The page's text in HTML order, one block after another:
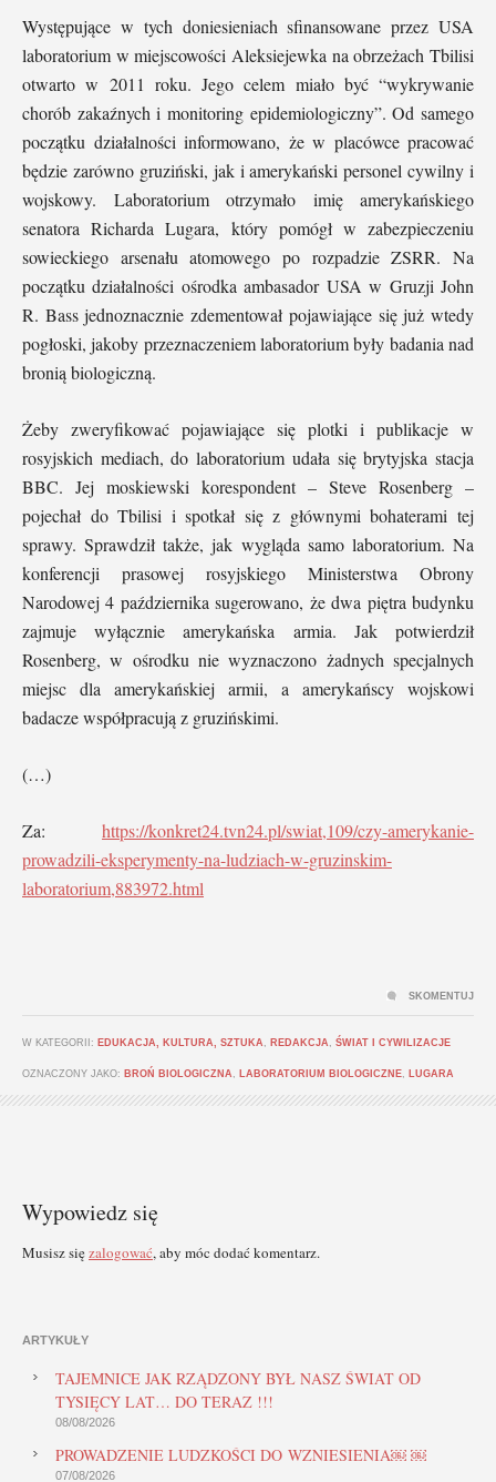
Występujące w tych doniesieniach sfinansowane przez USA
laboratorium w miejscowości Aleksiejewka na obrzeżach Tbilisi
otwarto w 2011 roku. Jego celem miało być “wykrywanie
chorób zakaźnych i monitoring epidemiologiczny”. Od samego
początku działalności informowano, że w placówce pracować
będzie zarówno gruziński, jak i amerykański personel cywilny i
wojskowy. Laboratorium otrzymało imię amerykańskiego
senatora Richarda Lugara, który pomógł w zabezpieczeniu
sowieckiego arsenału atomowego po rozpadzie ZSRR. Na
początku działalności ośrodka ambasador USA w Gruzji John
R. Bass jednoznacznie zdementował pojawiające się już wtedy
pogłoski, jakoby przeznaczeniem laboratorium były badania nad
bronią biologiczną.
Żeby zweryfikować pojawiające się plotki i publikacje w
rosyjskich mediach, do laboratorium udała się brytyjska stacja
BBC. Jej moskiewski korespondent – Steve Rosenberg –
pojechał do Tbilisi i spotkał się z głównymi bohaterami tej
sprawy. Sprawdził także, jak wygląda samo laboratorium. Na
konferencji prasowej rosyjskiego Ministerstwa Obrony
Narodowej 4 października sugerowano, że dwa piętra budynku
zajmuje wyłącznie amerykańska armia. Jak potwierdził
Rosenberg, w ośrodku nie wyznaczono żadnych specjalnych
miejsc dla amerykańskiej armii, a amerykańscy wojskowi
badacze współpracują z gruzińskimi.
(…)
Za: https://konkret24.tvn24.pl/swiat,109/czy-amerykanie-
prowadzili-eksperymenty-na-ludziach-w-gruzinskim-
laboratorium,883972.html
W KATEGORII: EDUKACJA, KULTURA, SZTUKA REDAKCJA ŚWIAT I CYWILIZACJE
OZNACZONY JAKO: BROŃ BIOLOGICZNA LABORATORIUM BIOLOGICZNE LUGARA
SKOMENTUJ
Wypowiedz się
Musisz sięzalogować, aby móc dodać komentarz.
ARTYKUŁY
TAJEMNICE JAK RZĄDZONY BYŁ NASZ ŚWIAT OD
TYSIĘCY LAT… DO TERAZ !!!
08/08/2026
PROWADZENIE LUDZKOŚCI DO WZNIESIENIA￼ ￼
07/08/2026